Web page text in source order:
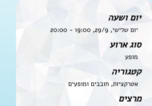
יום ושעה
יום שלישי, 29/9, 19:00 - 20:00
סוג ארוע
מופע
קטגוריה
אטרקציות, חובבים ומופעים
מרצים